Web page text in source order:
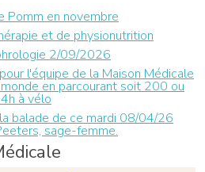
Pomm en novembre
et de physionutrition
2/09/2026
l'équipe de la Maison Médicale
en parcourant soit 200 ou
à vélo
balade de ce mardi 08/04/26
sage-femme.